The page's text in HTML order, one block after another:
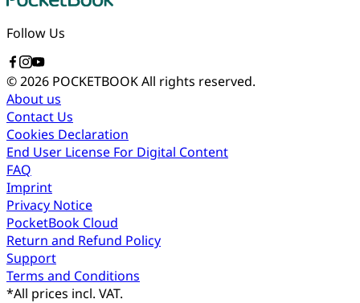
Follow Us
© 2026 POCKETBOOKAll rights reserved.
About us
Contact Us
Cookies Declaration
End User License For Digital Content
FAQ
Imprint
Privacy Notice
PocketBook Cloud
Return and Refund Policy
Support
Terms and Conditions
*All prices incl. VAT.